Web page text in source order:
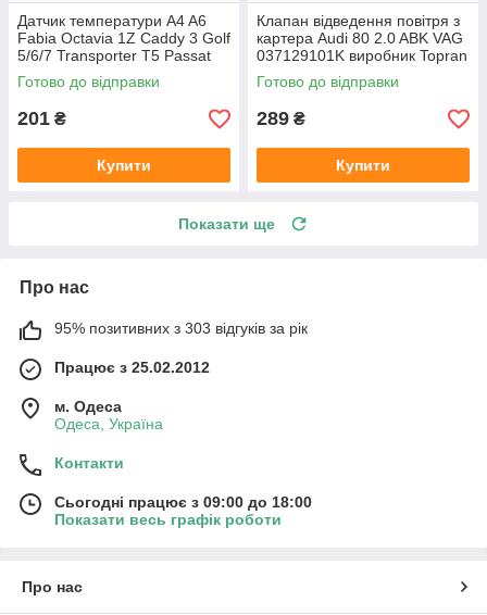
Датчик температури A4 A6
Fabia Octavia 1Z Caddy 3 Golf
5/6/7 Transporter T5 Passat
B6 (колір сірий)
Готово до відправки
201 ₴
Купити
Клапан відведення повітря з
картера Audi 80 2.0 ABK VAG
037129101K виробник Topran
Німеччина
Готово до відправки
289 ₴
Купити
Показати ще
Про нас
95% позитивних з 303 відгуків за рік
Працює з 25.02.2012
м. Одеса
Одеса, Україна
Контакти
Сьогодні працює з 09:00 до 18:00
Показати весь графік роботи
Про нас